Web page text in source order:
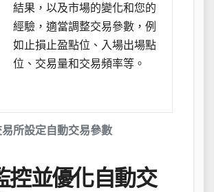
所設定自動交易參數
結果，以及市場的變化和您的
經驗，適當調整交易參數，例
如止損止盈點位、入場出場點
位、交易量和交易頻率等。
控並優化自動交